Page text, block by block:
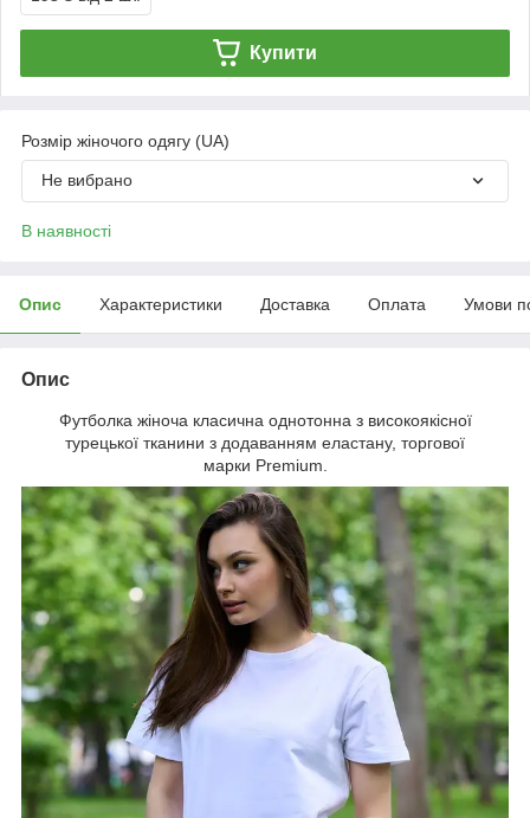
Купити
Розмір жіночого одягу (UA)
Не вибрано
В наявності
Опис Характеристики Доставка Оплата Умови
Опис
Футболка жіноча класична однотонна з високоякісної
турецької тканини з додаванням еластану, торгової
марки Premium.